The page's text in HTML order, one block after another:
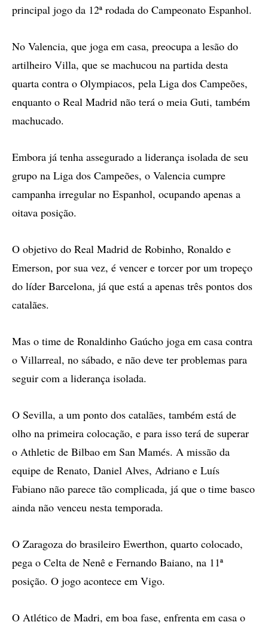
principal jogo da 12ª rodada do Campeonato Espanhol.
No Valencia, que joga em casa, preocupa a lesão do
artilheiro Villa, que se machucou na partida desta
quarta contra o Olympiacos, pela Liga dos Campeões,
enquanto o Real Madrid não terá o meia Guti, também
machucado.
Embora já tenha assegurado a liderança isolada de seu
grupo na Liga dos Campeões, o Valencia cumpre
campanha irregular no Espanhol, ocupando apenas a
oitava posição.
O objetivo do Real Madrid de Robinho, Ronaldo e
Emerson, por sua vez, é vencer e torcer por um tropeço
do líder Barcelona, já que está a apenas três pontos dos
catalães.
Mas o time de Ronaldinho Gaúcho joga em casa contra
o Villarreal, no sábado, e não deve ter problemas para
seguir com a liderança isolada.
O Sevilla, a um ponto dos catalães, também está de
olho na primeira colocação, e para isso terá de superar
o Athletic de Bilbao em San Mamés. A missão da
equipe de Renato, Daniel Alves, Adriano e Luís
Fabiano não parece tão complicada, já que o time basco
ainda não venceu nesta temporada.
O Zaragoza do brasileiro Ewerthon, quarto colocado,
pega o Celta de Nenê e Fernando Baiano, na 11ª
posição. O jogo acontece em Vigo.
O Atlético de Madri, em boa fase, enfrenta em casa o